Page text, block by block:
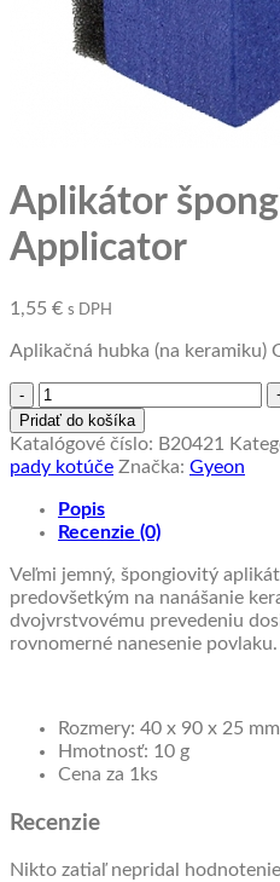
Aplikátor
Applicator
1,55 € s DPH
Aplikačná hubka (na keramiku)
množstvo
Aplikátor
špongiový
Q2M
Pridať do košíka
Katalógové číslo: B20421
pady kotúče Značka: Gyeon
Popis
Recenzie (0)
Veľmi jemný, špongiovitý
predovšetkým na nanášanie
dvojvrstvovému prevedeniu
rovnomerné nanesenie povlaku.
Rozmery: 40 x 90 x 25 mm
Hmotnosť: 10 g
Cena za 1ks
Recenzie
Nikto zatiaľ nepridal